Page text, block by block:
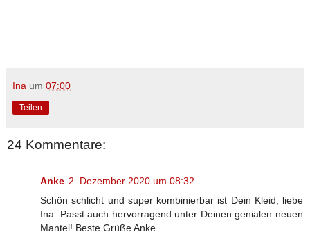
Ina um 07:00
Teilen
24 Kommentare:
Anke 2. Dezember 2020 um 08:32
Schön schlicht und super kombinierbar ist Dein Kleid, liebe
Ina. Passt auch hervorragend unter Deinen genialen neuen
Mantel! Beste Grüße Anke